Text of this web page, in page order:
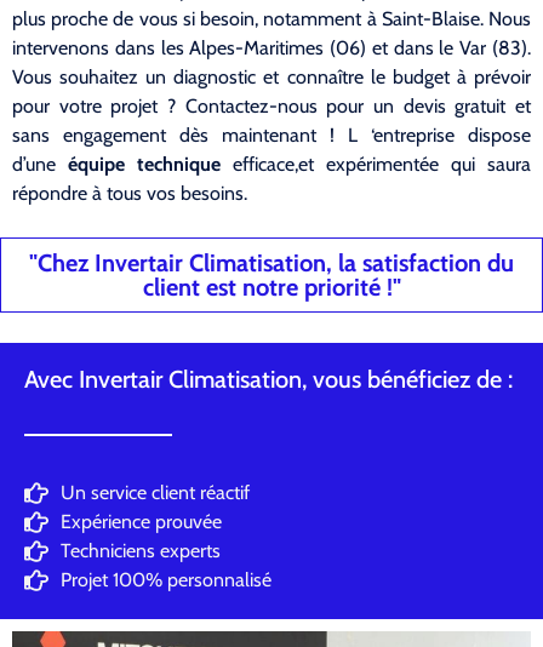
plus proche de vous si besoin, notamment à Saint-Blaise. Nous
intervenons dans les Alpes-Maritimes (06) et dans le Var (83).
Vous souhaitez un diagnostic et connaître le budget à prévoir
pour votre projet ? Contactez-nous pour un devis gratuit et
sans engagement dès maintenant ! L ‘entreprise dispose
d’une équipe technique efficace,et expérimentée qui saura
répondre à tous vos besoins.
"Chez Invertair Climatisation, la satisfaction du
client est notre priorité !"
Avec Invertair Climatisation, vous bénéficiez de :
Un service client réactif
Expérience prouvée
Techniciens experts
Projet 100% personnalisé